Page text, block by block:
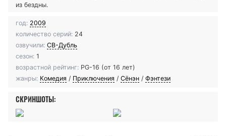
из бездны.
год: 2009
количество серий: 24
озвучили: СВ-Дубль
сезон: 1
возрастной рейтинг: PG-16 (от 16 лет)
жанры: Комедия / Приключения / Сёнэн / Фэнтези
СКРИНШОТЫ: